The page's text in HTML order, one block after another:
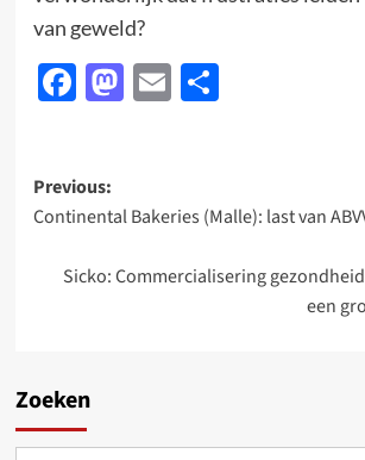
van geweld?
Facebook
Mastodon
EmailDelen
Post
navigation
Previous:
Continental Bakeries (Malle): last van
Sicko: Commercialisering
een
Zoeken